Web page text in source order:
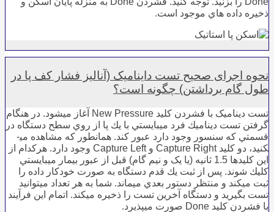
ذﺧﻴﺮه داده ﻫﺎي ﻣﻮﺟﻮد اﺳﺖ.
نحوه اجرای صحیح تست داینامیک (آنالیز فشار کف پا در
طول گام برداشتن) چگونه است؟
ﺗﺴﺖ دینامیک ﺑﺎ ﻓﺸﺮدن کلید New Pressure آﻏﺎز می­شود. در ﻫﻨﮕﺎم
ﮔﺮﻓﺘﻦ ﺗﺴﺖ دﻳﻨﺎﻣﻴﻚ ﻓﺮد ﻣﻴﺒﺎﻳﺴﺘﻲ ﺑﺎ ﻳﻚ ﭘﺎ از روي ﺳﻄﺢ دﺳﺘﮕﺎه در
ﻗﺴﻤﺘﻲ ﻛﻪ ﺳﻨﺴﻮر وﺟﻮد دارد ﻋﺒﻮر ﻛﻨﺪ. ﻫﻤﺎﻧﻄﻮر ﻛﻪ ﻣﺸﺎﻫﺪه می­
کنید، دو ﻛﻠﻴﺪ Capture Right و Capture Left وﺟﻮد دارد. ﻫﺮﻛﺪام از
اﻳﻦ ﻛﻠﻴﺪﻫﺎ 1.5 ﺛﺎﻧﻴﻪ (یا یک و نیم گام) ﻗﺒﻞ از ﻋﺒﻮر ﺑﻴﻤﺎر ﻣﻴﺒﺎﻳﺴﺘﻲ
ﻛﻠﻴﻚ ﺷﻮند. ﭘﺲ از ﺛﺒﺖ ﻳﻚ ﻗﺪم دﺳﺘﮕﺎه ﺑﻪ ﺻﻮرت ﺧﻮدﻛﺎر داده را
ﺛﺒﺖ می­کند و ﻣﻨﺘﻈﺮ دﺳﺘﻮر ﺑﻌﺪي می­ماند. ﺷﻤﺎ ﺑﻪ ﻫﺮ ﺗﻌﺪاد می­توانید
ﺗﺴﺖ ﺑﮕﻴﺮﻳﺪ و دﺳﺘﮕﺎه آﺧﺮﻳﻦ ﺗﺴﺖ را ذﺧﻴﺮه می­کند. اﺗﻤﺎم اﻳﻦ ﻓﺮآﻳﻨﺪ
ﺑﺎ ﻓﺸﺮدن کلید Done صورت می­پذیرد.